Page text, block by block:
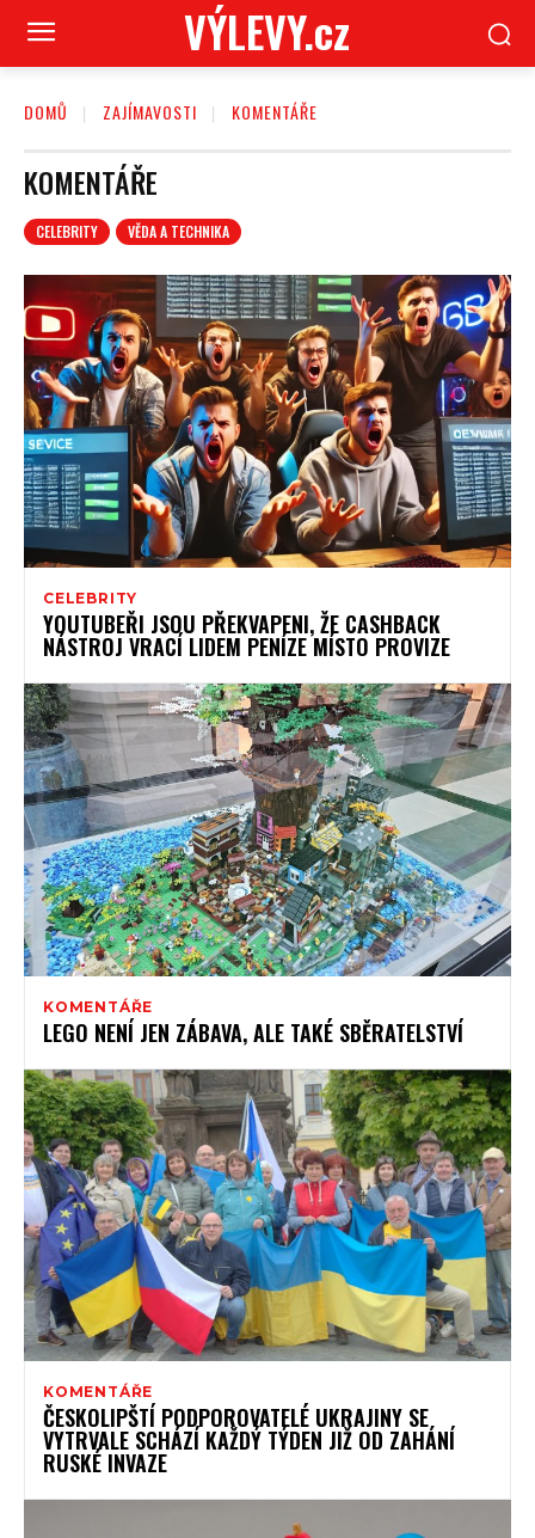
VÝLEVY.cz
DOMŮ ZAJÍMAVOSTI KOMENTÁŘE
KOMENTÁŘE
CELEBRITY VĚDA A TECHNIKA
CELEBRITY
YOUTUBEŘI JSOU PŘEKVAPENI, ŽE CASHBACK
NÁSTROJ VRACÍ LIDEM PENÍZE MÍSTO PROVIZE
KOMENTÁŘE
LEGO NENÍ JEN ZÁBAVA, ALE TAKÉ SBĚRATELSTVÍ
KOMENTÁŘE
ČESKOLIPŠTÍ PODPOROVATELÉ UKRAJINY SE
VYTRVALE SCHÁZÍ KAŽDÝ TÝDEN JIŽ OD ZAHÁNÍ
RUSKÉ INVAZE